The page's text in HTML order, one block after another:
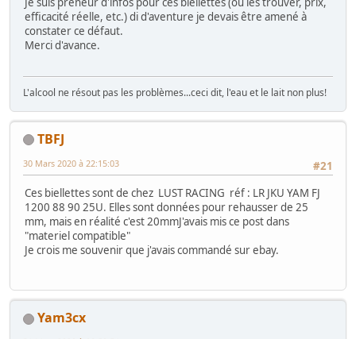
efficacité réelle, etc.) di d'aventure je devais être amené à
constater ce défaut.
Merci d'avance.
L'alcool ne résout pas les problèmes...ceci dit, l'eau et le lait non plus!
TBFJ
#21
30 Mars 2020 à 22:15:03
Ces biellettes sont de chez LUST RACING réf : LR JKU YAM FJ
1200 88 90 25U. Elles sont données pour rehausser de 25
mm, mais en réalité c'est 20mmJ'avais mis ce post dans
"materiel compatible"
Je crois me souvenir que j'avais commandé sur ebay.
Yam3cx